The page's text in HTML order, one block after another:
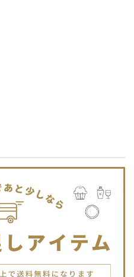
でました。ありがとうござ
ブランドなので、どんな子